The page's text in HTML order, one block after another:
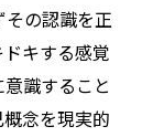
その認識を正
キする感覚
識すること
念を現実的